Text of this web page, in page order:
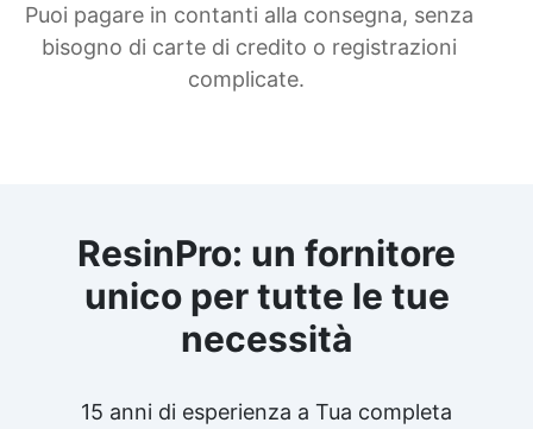
Puoi pagare in contanti alla consegna, senza
bisogno di carte di credito o registrazioni
complicate.
ResinPro: un fornitore
unico per tutte le tue
necessità
15 anni di esperienza a Tua completa